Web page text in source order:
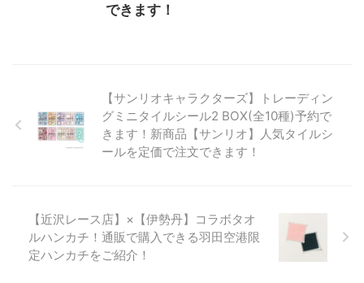
できます！
【サンリオキャラクターズ】トレーディン
グミニタイルシール2 BOX(全10種)予約で
きます！新商品【サンリオ】人気タイルシ
ールを定価で注文できます！
【近沢レース店】×【伊勢丹】コラボタオ
ルハンカチ！通販で購入できる羽田空港限
定ハンカチをご紹介！